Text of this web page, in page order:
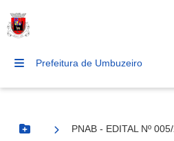
Prefeitura de Umbuzeiro
Botão Menu
PNAB - EDITAL Nº